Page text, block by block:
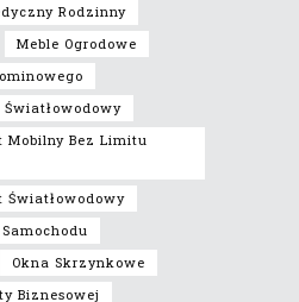
Rodzinny
Meble Ogrodowe
Bez Limitu
Okna Skrzynkowe
Biznesowej